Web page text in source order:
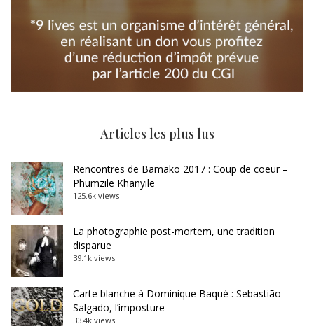
Articles les plus lus
Rencontres de Bamako 2017 : Coup de coeur –
Phumzile Khanyile
125.6k views
La photographie post-mortem, une tradition
disparue
39.1k views
Carte blanche à Dominique Baqué : Sebastião
Salgado, l’imposture
33.4k views